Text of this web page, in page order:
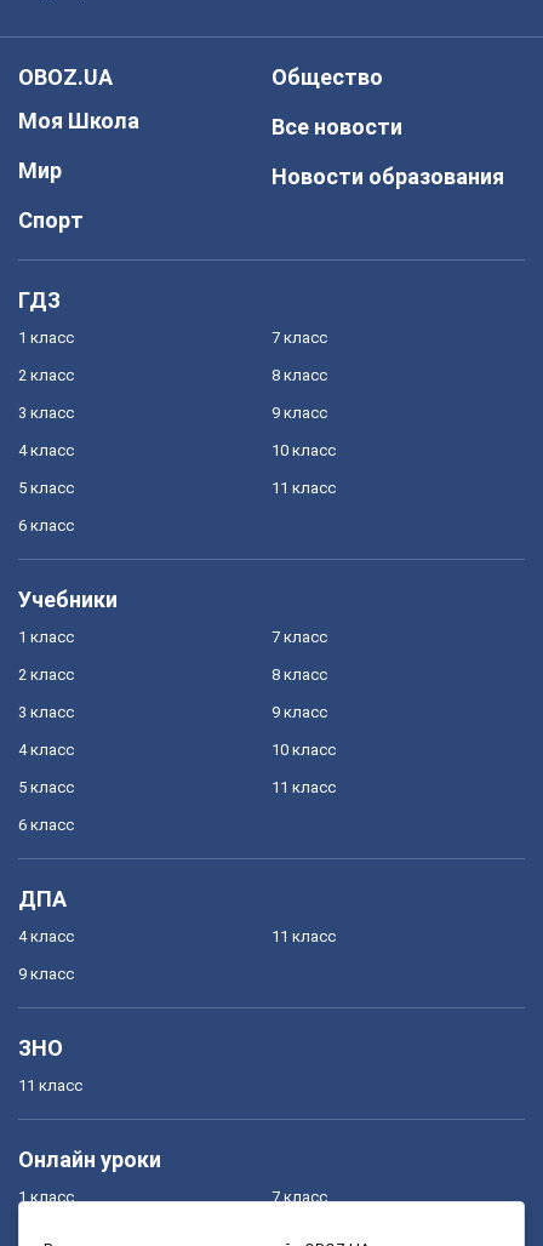
OBOZ.UA
Моя Школа
Мир
Спорт
Общество
Все новости
Новости образования
ГДЗ
1 класс
2 класс
3 класс
4 класс
5 класс
6 класс
7 класс
8 класс
9 класс
10 класс
11 класс
Учебники
1 класс
2 класс
3 класс
4 класс
5 класс
6 класс
7 класс
8 класс
9 класс
10 класс
11 класс
ДПА
4 класс
9 класс
11 класс
ЗНО
11 класс
Онлайн уроки
1 класс 7 класс